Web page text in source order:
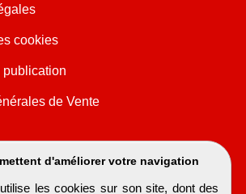
d'améliorer votre navigation
les cookies sur son site, dont des
cookies
de Vente